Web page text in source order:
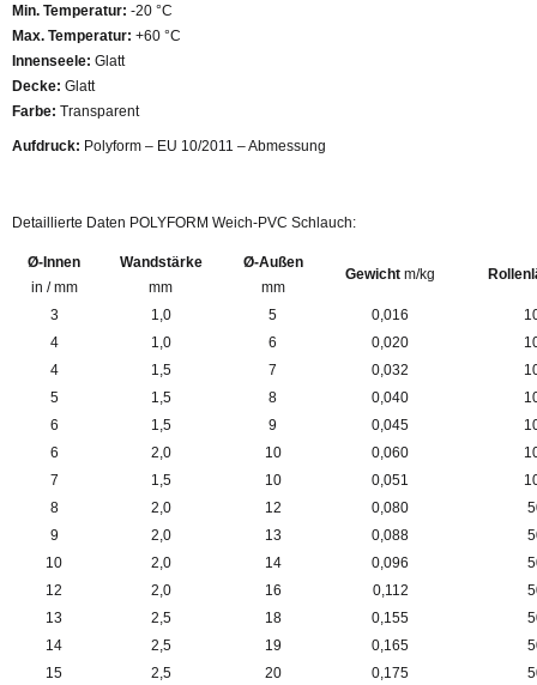
Min. Temperatur: -20 °C
Max. Temperatur: +60 °C
Innenseele: Glatt
Decke: Glatt
Farbe: Transparent
Aufdruck: Polyform – EU 10/2011 – Abmessung
Detaillierte Daten POLYFORM Weich-PVC Schlauch:
Ø-Innen
in / mm
Wandstärke
mm
Ø-Außen
mm
Gewicht m/kg
3 1,0 5 0,016
4
1,0 6 0,020
4
1,5 7 0,032
5
1,5 8 0,040
6
1,5 9 0,045
6
2,0 10 0,060
7
1,5 10 0,051
8
2,0 12 0,080
9
2,0 13 0,088
10
2,0 14 0,096
12
2,0 16 0,112
13
2,5 18 0,155
14
2,5 19 0,165
15
2,5 20 0,175